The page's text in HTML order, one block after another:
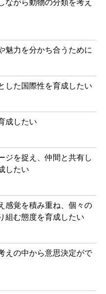
ながら動物の分類を考え
魅力を分かち合うために
した国際性を育成したい
成したい
ジを捉え、仲間と共有し
したい
感覚を積み重ね、個々の
組む態度を育成したい
えの中から意思決定がで